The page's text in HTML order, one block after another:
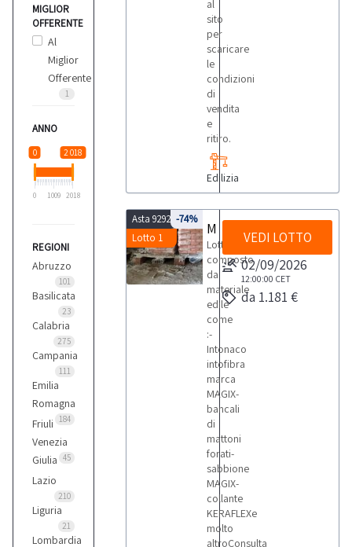
MIGLIOR
OFFERENTE
Al
Miglior
Offerente
1
ANNO
0 2 018
0 1009 2018
REGIONI
Abruzzo
101
Basilicata
23
Calabria
275
Campania
111
Emilia
Romagna
184
Friuli
Venezia
Giulia 45
Lazio
210
Liguria
21
Lombardia
al
sito
per
scaricare
le
condizioni
di
vendita
e
ritiro.
Edilizia
Asta 9292
Lotto 1
-74%
Lotto
composto
da
materiale
edile
come
:-
Intonaco
intofibra
marca
MAGIX-
bancali
di
mattoni
forati-
sabbione
MAGIX-
collante
KERAFLEXe
molto
altroConsulta
VEDI LOTTO
02/09/2026
12:00:00 CET
da 1.181 €